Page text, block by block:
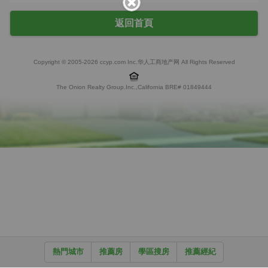
返回首頁
熱門城市 推薦房 學區搜房 推薦經紀
Copyright © 2005-2026 ccyp.com Inc.华人工商地产网 All Rights Reserved
The Onion Realty Group.Inc.,California BRE# 01849444